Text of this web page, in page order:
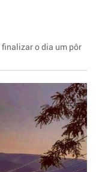
o dia um pôr